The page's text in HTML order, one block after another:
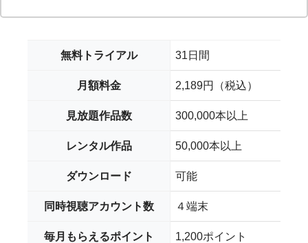
無料トライアル 31日間
月額料金 2,189円（税込）
見放題作品数 300,000本以上
レンタル作品 50,000本以上
ダウンロード 可能
同時視聴アカウント数 ４端末
毎月もらえるポイント 1,200ポイント